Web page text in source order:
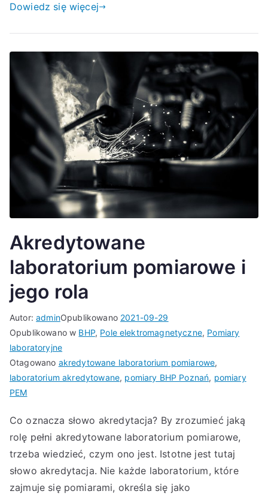
Dowiedz się więcej
Akredytowane
laboratorium pomiarowe i
jego rola
Autor:adminOpublikowano 2021-09-29
Opublikowano w BHP, Pole elektromagnetyczne, Pomiary
laboratoryjne
Otagowano akredytowane laboratorium pomiarowe,
laboratorium akredytowane, pomiary BHP Poznań, pomiary
PEM
Co oznacza słowo akredytacja? By zrozumieć jaką
rolę pełni akredytowane laboratorium pomiarowe,
trzeba wiedzieć, czym ono jest. Istotne jest tutaj
słowo akredytacja. Nie każde laboratorium, które
zajmuje się pomiarami, określa się jako